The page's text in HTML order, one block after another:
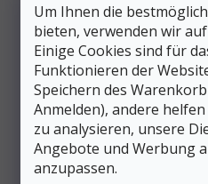
Um Ihnen die
bieten, verwenden wir
Einige Cookies sind für
Funktionieren der
Speichern des
Anmelden), andere
zu analysieren, unsere
Angebote und Werbung
anzupassen.